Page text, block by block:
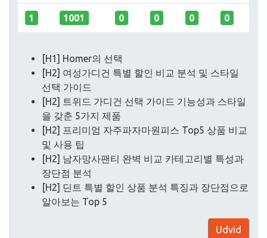
1 1001 0 0 0 0
[H1] Homer의 선택
[H2] 여성가디건 특별 할인 비교 분석 및 스타일
선택 가이드
[H2] 트위드 가디건 선택 가이드 기능성과 스타일
을 갖춘 5가지 제품
[H2] 프리미엄 자주파자마원피스 Top5 상품 비교
및 사용 팁
[H2] 남자망사팬티 완벽 비교 카테고리별 특성과
장단점 분석
[H2] 딘트 특별 할인 상품 분석 특징과 장단점으로
알아보는 Top 5
Udvid